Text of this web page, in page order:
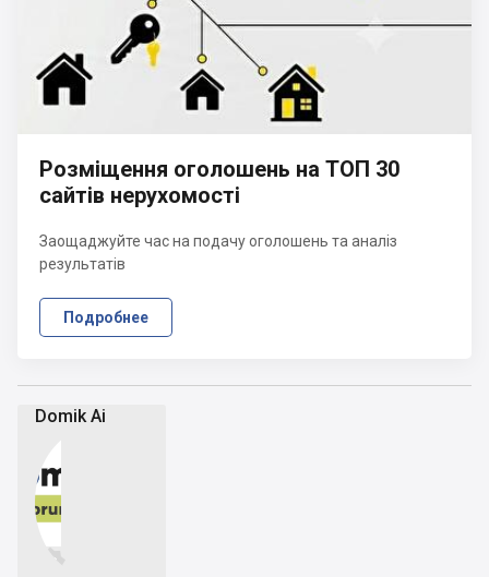
Domik Ai


Розміщення оголошень на ТОП 30
сайтів нерухомості
Заощаджуйте час на подачу оголошень та аналіз
результатів
Подробнее